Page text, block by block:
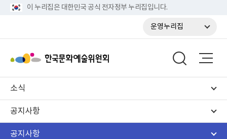
이 누리집은 대한민국 공식 전자정부 누리집입니다.
운영누리집
소식
공지사항
공지사항